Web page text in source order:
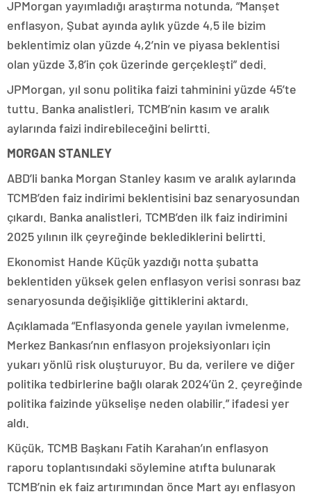
JPMorgan yayımladığı araştırma notunda, “Manşet
enflasyon, Şubat ayında aylık yüzde 4,5 ile bizim
beklentimiz olan yüzde 4,2’nin ve piyasa beklentisi
olan yüzde 3,8’in çok üzerinde gerçekleşti” dedi.
JPMorgan, yıl sonu politika faizi tahminini yüzde 45’te
tuttu. Banka analistleri, TCMB’nin kasım ve aralık
aylarında faizi indirebileceğini belirtti.
MORGAN STANLEY
ABD’li banka Morgan Stanley kasım ve aralık aylarında
TCMB’den faiz indirimi beklentisini baz senaryosundan
çıkardı. Banka analistleri, TCMB’den ilk faiz indirimini
2025 yılının ilk çeyreğinde beklediklerini belirtti.
Ekonomist Hande Küçük yazdığı notta şubatta
beklentiden yüksek gelen enflasyon verisi sonrası baz
senaryosunda değişikliğe gittiklerini aktardı.
Açıklamada “Enflasyonda genele yayılan ivmelenme,
Merkez Bankası’nın enflasyon projeksiyonları için
yukarı yönlü risk oluşturuyor. Bu da, verilere ve diğer
politika tedbirlerine bağlı olarak 2024’ün 2. çeyreğinde
politika faizinde yükselişe neden olabilir.” ifadesi yer
aldı.
Küçük, TCMB Başkanı Fatih Karahan’ın enflasyon
raporu toplantısındaki söylemine atıfta bulunarak
TCMB’nin ek faiz artırımından önce Mart ayı enflasyon